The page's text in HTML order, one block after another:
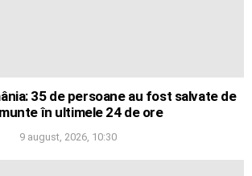
35 de persoane au fost salvate de
în ultimele 24 de ore
9 august, 2026, 10:30